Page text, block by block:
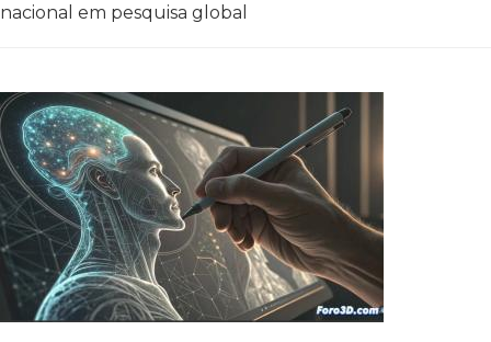
nacional em pesquisa global